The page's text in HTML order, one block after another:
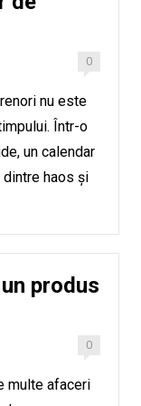
0
nu este
Într-o
un calendar
haos și
produs
0
multe afaceri